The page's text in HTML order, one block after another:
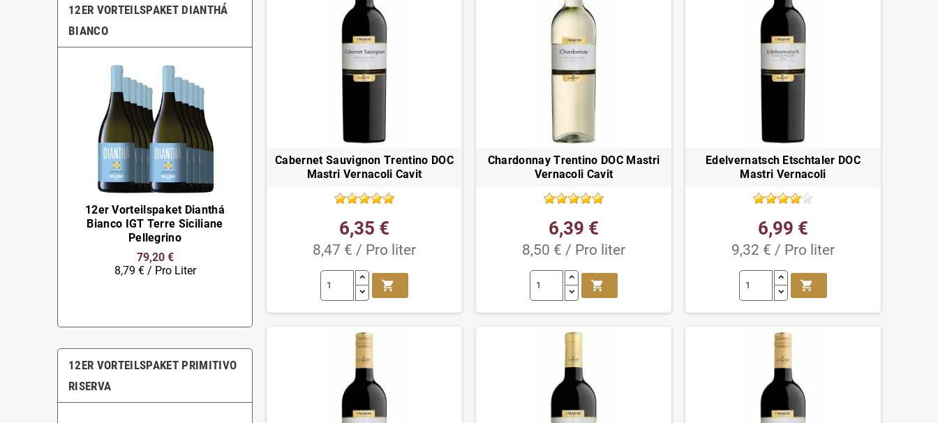
12ER VORTEILSPAKET DIANTHÁ
BIANCO
12er Vorteilspaket Dianthá
Bianco IGT Terre Siciliane
Pellegrino
79,20 €
8,79 € / Pro Liter
12ER VORTEILSPAKET PRIMITIVO
RISERVA
Cabernet Sauvignon Trentino DOC
Mastri Vernacoli Cavit
6,35 €
8,47 € / Pro liter
shopping_cart
Chardonnay Trentino DOC Mastri
Vernacoli Cavit
6,39 €
8,50 € / Pro liter
shopping_cart
Edelvernatsch Etschtaler DOC
Mastri Vernacoli
6,99 €
9,32 € / Pro liter
shopping_cart